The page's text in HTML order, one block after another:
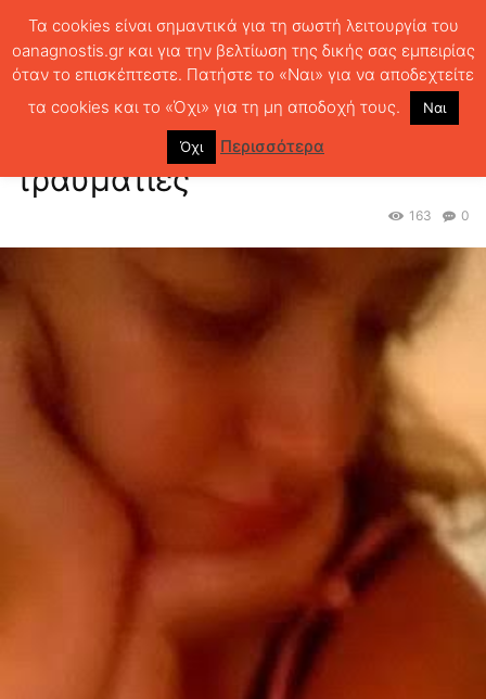
ΣΥΣΤΑΤΙΚΕΣ ΕΠΙΣΤΟΛΕΣ
Αγγ. Μαρίνου:
ήρωες-τραυματίες
Αγγ. Μαρίνου: ήρωες-
τραυματίες
0
163
Τα cookies είναι σημαντικά για τη σωστή λειτουργία του
oanagnostis.gr και για την βελτίωση της δικής σας εμπειρίας
όταν το επισκέπτεστε. Πατήστε το «Ναι» για να αποδεχτείτε
τα cookies και το «Όχι» για τη μη αποδοχή τους.
Ναι
Όχι Περισσότερα